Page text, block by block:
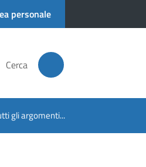
personale
Cerca
gli argomenti...